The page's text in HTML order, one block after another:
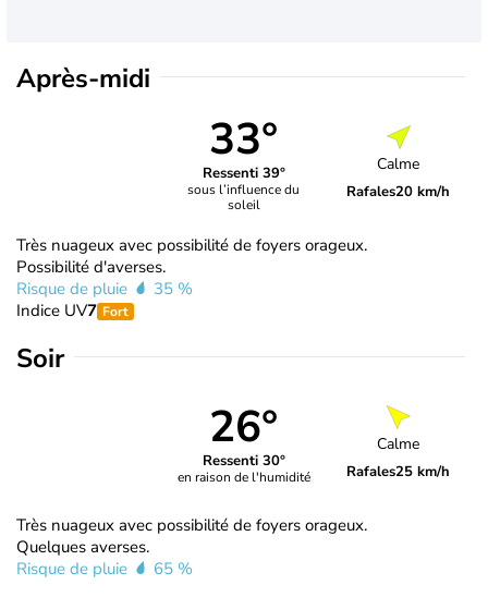
Après-midi
33°
Ressenti 39°
sous l’influence du
soleil
Calme
Rafales20 km/h
Très nuageux avec possibilité de foyers orageux.
Possibilité d'averses.
Risque de pluie
35 %
Indice UV7 Fort
Soir
26°
Ressenti 30°
en raison de l'humidité
Calme
Rafales25 km/h
Très nuageux avec possibilité de foyers orageux.
Quelques averses.
Risque de pluie
65 %